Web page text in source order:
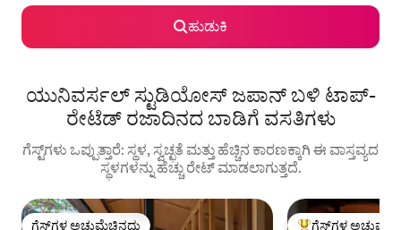
ಹುಡುಕಿ
ಯುನಿವರ್ಸಲ್ ಸ್ಟುಡಿಯೋಸ್ ಜಪಾನ್ ಬಳಿ ಟಾಪ್-
ರೇಟೆಡ್ ರಜಾದಿನದ ಬಾಡಿಗೆ ವಸತಿಗಳು
ಗೆಸ್ಟ್‌ಗಳು ಒಪ್ಪುತ್ತಾರೆ: ಸ್ಥಳ, ಸ್ವಚ್ಛತೆ ಮತ್ತು ಹೆಚ್ಚಿನ ಕಾರಣಕ್ಕಾಗಿ ಈ ವಾಸ್ತವ್ಯದ
ಸ್ಥಳಗಳನ್ನು ಹೆಚ್ಚು ರೇಟ್ ಮಾಡಲಾಗುತ್ತದೆ.
ಗೆಸ್ಟ್‌ಗಳ ಅಚ್ಚುಮೆಚ್ಚಿನದು ಗೆಸ್ಟ್‌ಗಳ